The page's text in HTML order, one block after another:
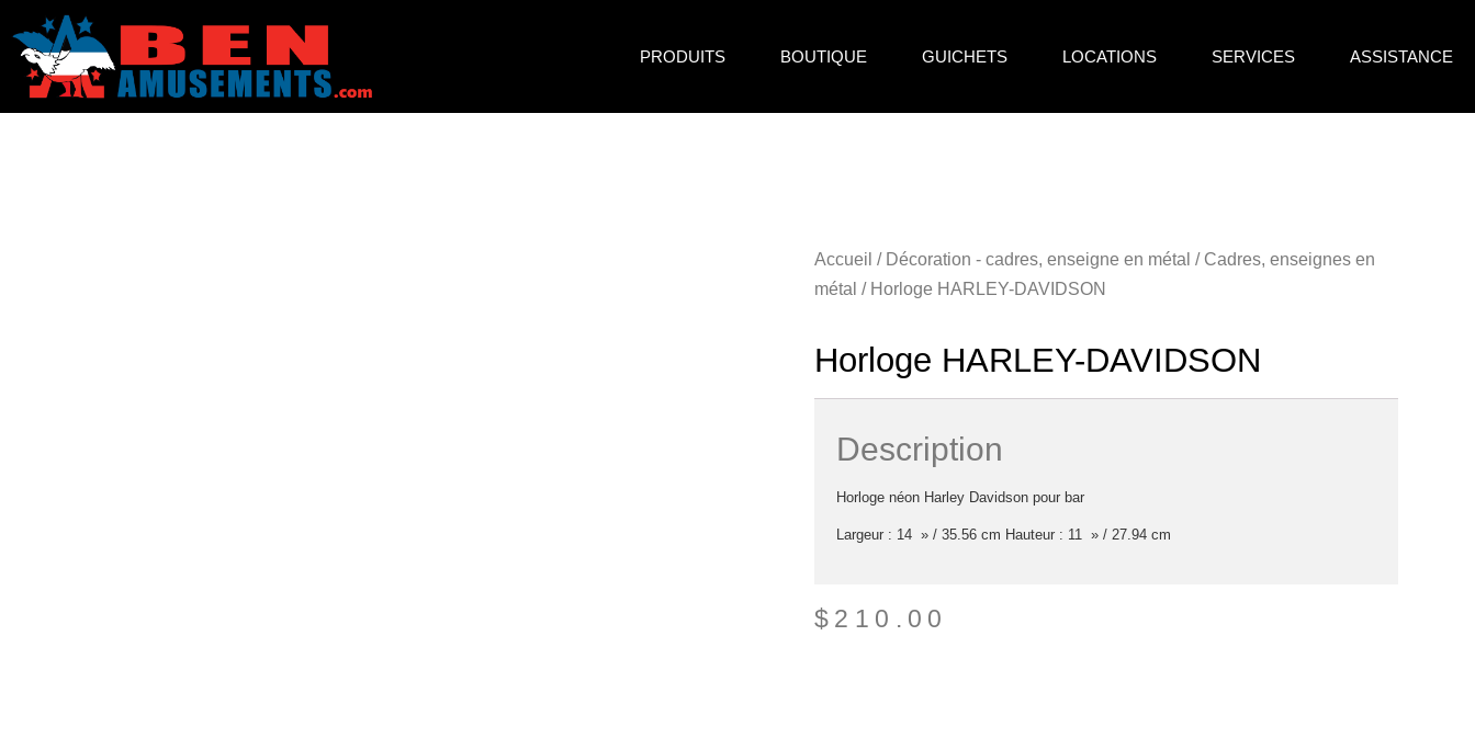
PRODUITS BOUTIQUE GUICHETS LOCATIONS SERVICES ASSISTANCE
Accueil / Décoration - cadres, enseigne en métal / Cadres, enseignes en
métal / Horloge HARLEY-DAVIDSON
Horloge HARLEY-DAVIDSON
Description
Horloge néon Harley Davidson pour bar
Largeur : 14 » / 35.56 cm Hauteur : 11 » / 27.94 cm
$ 210.00